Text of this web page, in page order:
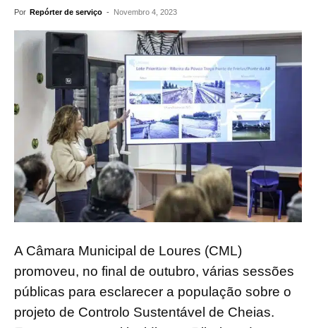
Por Repórter de serviço - Novembro 4, 2023
A Câmara Municipal de Loures (CML)
promoveu, no final de outubro, várias sessões
públicas para esclarecer a população sobre o
projeto de Controlo Sustentável de Cheias.